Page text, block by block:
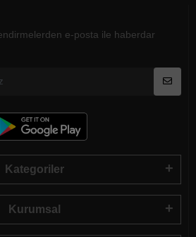
e-posta ile haberdar
Kategoriler
Kurumsal